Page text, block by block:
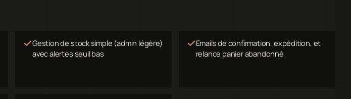
Gestion de stock simple (admin légère)
avec alertes seuil bas
Emails de confirmation, expédition, et
relance panier abandonné